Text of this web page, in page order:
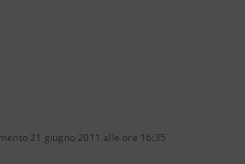
21 giugno 2011 alle ore 16:35